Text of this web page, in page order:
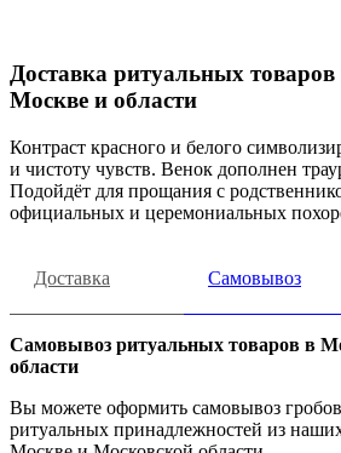
Доставка ритуальных
Москве и области
Контраст красного и белого
и чистоту чувств. Венок дополнен
Подойдёт для прощания с
официальных и церемониальных
Доставка Самовывоз
Самовывоз ритуальных товаров в
области
Вы можете оформить самовывоз
ритуальных принадлежностей из